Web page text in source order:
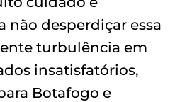
não desperdiçar essa
turbulência em
insatisfatórios,
Botafogo e